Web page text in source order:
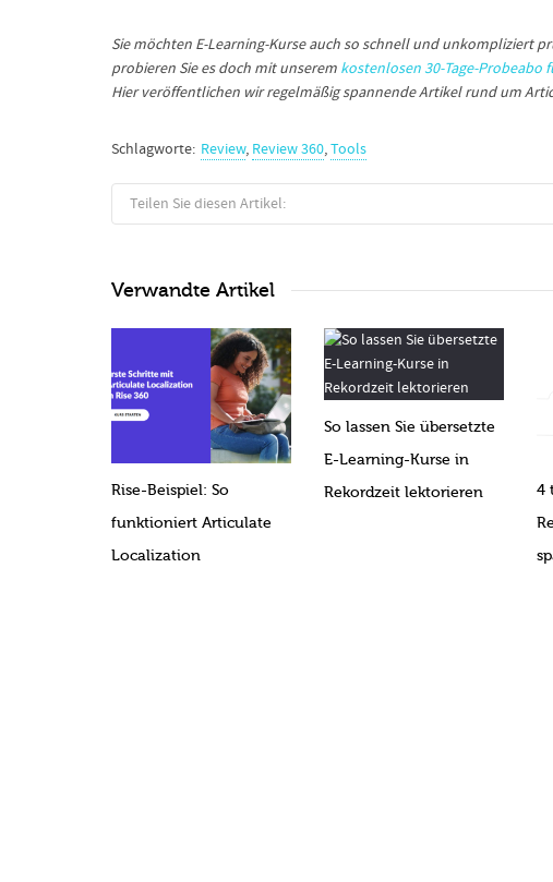
Sie möchten E-Learning-Kurse auch so schnell und unkompliziert
probieren Sie es doch mit unserem kostenlosen 30-Tage-Probeabo
Hier veröffentlichen wir regelmäßig spannende Artikel rund um
Schlagworte: Review, Review 360,Tools
Teilen Sie diesen Artikel:
Verwandte Artikel
Rise-Beispiel: So
funktioniert Articulate
Localization
So lassen Sie übersetzte
E-Learning-Kurse in
Rekordzeit lektorieren
4